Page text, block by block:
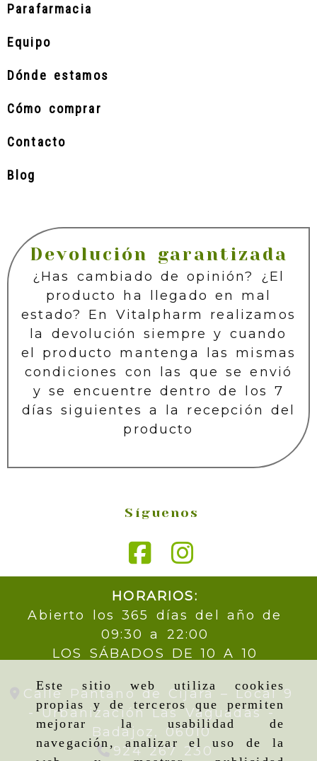
Este sitio web utiliza cookies
propias y de terceros que permiten
mejorar la usabilidad de
navegación, analizar el uso de la
Parafarmacia
Equipo
Dónde estamos
Cómo comprar
Contacto
Blog
Devolución garantizada
¿Has cambiado de opinión? ¿El
producto ha llegado en mal
estado? En Vitalpharm realizamos
la devolución siempre y cuando
el producto mantenga las mismas
condiciones con las que se envió
y se encuentre dentro de los 7
días siguientes a la recepción del
producto
Síguenos
HORARIOS:
Abierto los 365 días del año de
09:30 a 22:00
LOS SÁBADOS DE 10 A 10
Calle Pantano de Cijara – Local 9
- Urbanización Las Vaguadas -
Badajoz, 06010
924 267 230